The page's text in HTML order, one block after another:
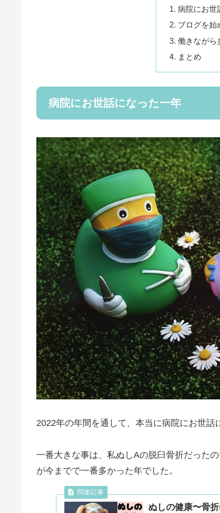
病院にお世
ブログを始
働きながら
まとめ
病院にお世話になった一年
2022年の年間を通して、本当に病院にお世話
一番大きな事は、私ぬしAの脱臼骨折だった
が今までで一番多かった年でした。
ぬしの健康〜骨